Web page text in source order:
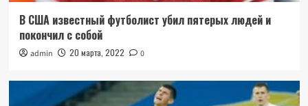
В США известный футболист убил пятерых людей и
покончил с собой
admin 20 марта, 2022 0